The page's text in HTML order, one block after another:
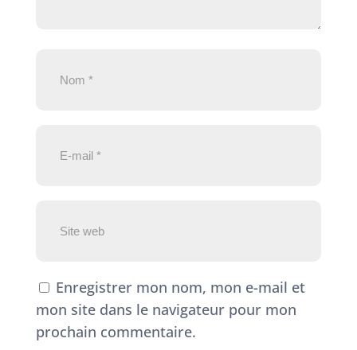
Enregistrer mon nom, mon e-mail et
mon site dans le navigateur pour mon
prochain commentaire.